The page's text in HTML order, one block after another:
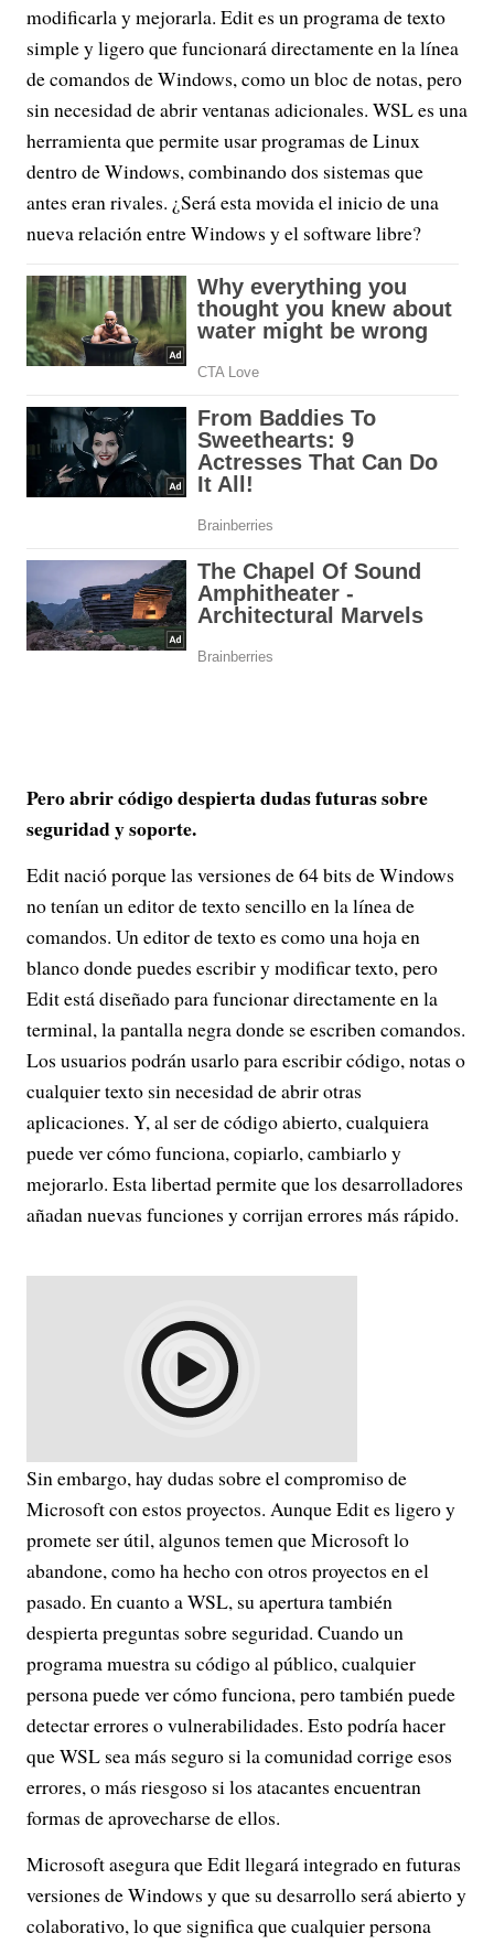
modificarla y mejorarla. Edit es un programa de texto
simple y ligero que funcionará directamente en la línea
de comandos de Windows, como un bloc de notas, pero
sin necesidad de abrir ventanas adicionales. WSL es una
herramienta que permite usar programas de Linux
dentro de Windows, combinando dos sistemas que
antes eran rivales. ¿Será esta movida el inicio de una
nueva relación entre Windows y el software libre?
Pero abrir código despierta dudas futuras sobre
seguridad y soporte.
Edit nació porque las versiones de 64 bits de Windows
no tenían un editor de texto sencillo en la línea de
comandos. Un editor de texto es como una hoja en
blanco donde puedes escribir y modificar texto, pero
Edit está diseñado para funcionar directamente en la
terminal, la pantalla negra donde se escriben comandos.
Los usuarios podrán usarlo para escribir código, notas o
cualquier texto sin necesidad de abrir otras
aplicaciones. Y, al ser de código abierto, cualquiera
puede ver cómo funciona, copiarlo, cambiarlo y
mejorarlo. Esta libertad permite que los desarrolladores
añadan nuevas funciones y corrijan errores más rápido.
Sin embargo, hay dudas sobre el compromiso de
Microsoft con estos proyectos. Aunque Edit es ligero y
promete ser útil, algunos temen que Microsoft lo
abandone, como ha hecho con otros proyectos en el
pasado. En cuanto a WSL, su apertura también
despierta preguntas sobre seguridad. Cuando un
programa muestra su código al público, cualquier
persona puede ver cómo funciona, pero también puede
detectar errores o vulnerabilidades. Esto podría hacer
que WSL sea más seguro si la comunidad corrige esos
errores, o más riesgoso si los atacantes encuentran
formas de aprovecharse de ellos.
Microsoft asegura que Edit llegará integrado en futuras
versiones de Windows y que su desarrollo será abierto y
colaborativo, lo que significa que cualquier persona